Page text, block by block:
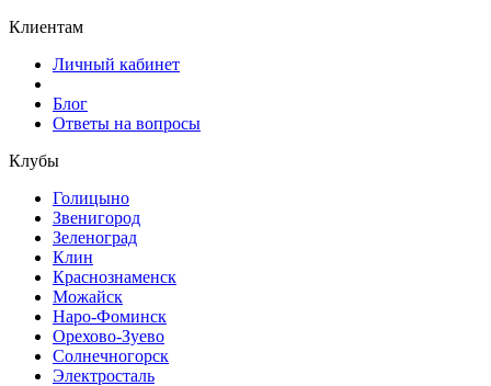
Клиентам
Личный кабинет
Блог
Ответы на вопросы
Клубы
Голицыно
Звенигород
Зеленоград
Клин
Краснознаменск
Можайск
Наро-Фоминск
Орехово-Зуево
Солнечногорск
Электросталь